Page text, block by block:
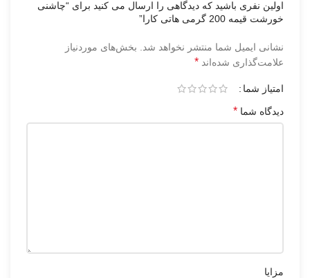
اولین نفری باشید که دیدگاهی را ارسال می کنید برای “چاشنی
خورشت قیمه 200 گرمی هاتی کارا”
نشانی ایمیل شما منتشر نخواهد شد.
بخش‌های موردنیاز
علامت‌گذاری شده‌اند *
امتیاز شما
دیدگاه شما *
مزایا